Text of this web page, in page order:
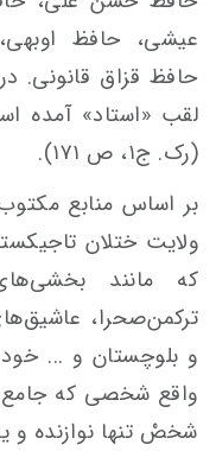
عیشی، حافظ
حافظ قزاق قانونی. در
لقب «استاد» آمده
(رک. ج۱، ص ۱۷۱).
بر اساس منابع
ولایت ختلان
که مانند
ترکمن‌صحرا،
و بلوچستان و ... خود
واقع شخصی که جامع
شخصْ تنها نوازنده و